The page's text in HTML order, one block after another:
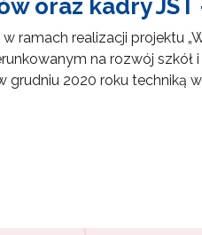
oraz kadry
ramach realizacji projektu
na rozwój szkół
grudniu 2020 roku techniką